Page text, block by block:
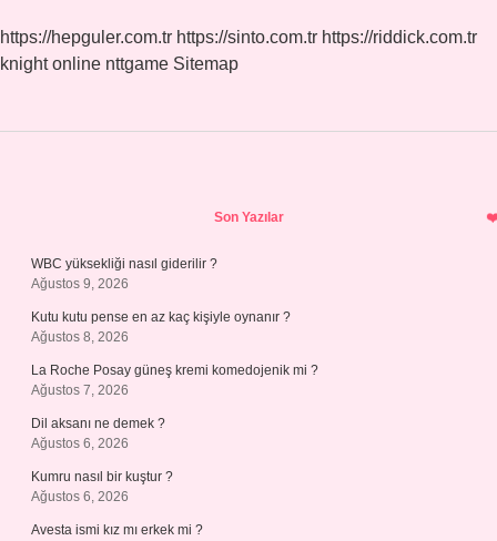
https://hepguler.com.tr https://sinto.com.tr https://riddick.com.tr
knight online nttgame Sitemap
Son Yazılar
WBC yüksekliği nasıl giderilir ?
Ağustos 9, 2026
Kutu kutu pense en az kaç kişiyle oynanır ?
Ağustos 8, 2026
La Roche Posay güneş kremi komedojenik mi ?
Ağustos 7, 2026
Dil aksanı ne demek ?
Ağustos 6, 2026
Kumru nasıl bir kuştur ?
Ağustos 6, 2026
Avesta ismi kız mı erkek mi ?